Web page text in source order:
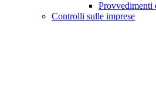
Provvedimenti
Controlli sulle imprese